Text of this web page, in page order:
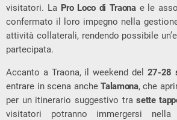
visitatori. La Pro Loco di Traonae le
confermato il loro impegno nella
attività collaterali, rendendo possibile
partecipata.
Accanto a Traona, il weekend del 27-28
entrare in scena ancheTalamona, che
per un itinerario suggestivo trasette
visitatori potranno immergersi nella